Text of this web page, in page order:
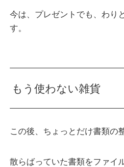
今は、プレゼントでも、わり
す。
もう使わない雑貨
この後、ちょっとだけ書類の
散らばっていた書類をファイ